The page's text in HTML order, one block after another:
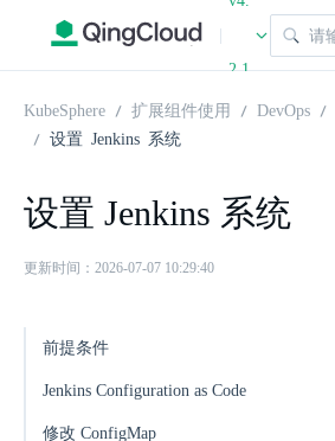
|
2.1
KubeSphere 扩展组件使用 DevOps
设置 Jenkins 系统
设置 Jenkins 系统
更新时间：2026-07-07 10:29:40
前提条件
Jenkins Configuration as Code
修改 ConfigMap